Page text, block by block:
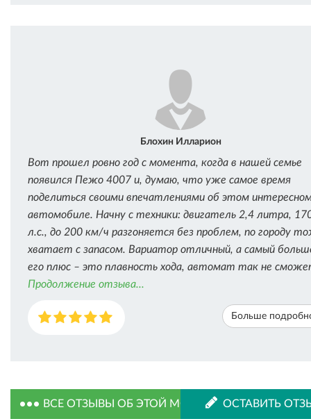
Блохин Илларион
Вот прошел ровно год с момента, когда в нашей семье
появился Пежо 4007 и, думаю, что уже самое время
поделиться своими впечатлениями об этом
автомобиле. Начну с техники: двигатель 2,4 литра,
л.с., до 200 км/ч разгоняется без проблем, по городу
хватает с запасом. Вариатор отличный, а самый
его плюс – это плавность хода, автомат так не
Продолжение отзыва...
Больше
ВСЕ ОТЗЫВЫ ОБ ЭТОЙ МОДЕЛИ ОСТАВИТЬ